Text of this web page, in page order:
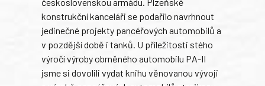
konstrukční kanceláři se podařilo navrhnout
jedinečné projekty pancéřových automobilů a
v pozdější době i tanků. U příležitosti stého
výročí výroby obrněného automobilu PA-II
jsme si dovolili vydat knihu věnovanou vývoji